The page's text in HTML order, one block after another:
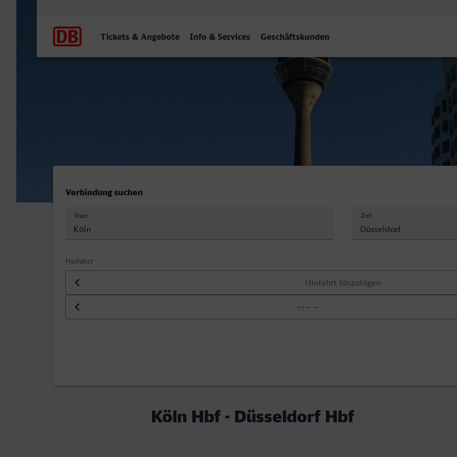
Tickets & Angebote Info & Services Geschäftskunden
Verbindung suchen
Start Ziel
Hinfahrt
Datum der Hinfahrt
Uhrzeit der Hinfahrt
Köln Hbf - Düsseldorf Hbf